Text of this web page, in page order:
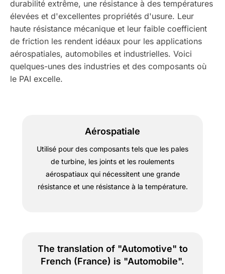
durabilité extrême, une résistance à des températures
élevées et d'excellentes propriétés d'usure. Leur
haute résistance mécanique et leur faible coefficient
de friction les rendent idéaux pour les applications
aérospatiales, automobiles et industrielles. Voici
quelques-unes des industries et des composants où
le PAI excelle.
Aérospatiale
Utilisé pour des composants tels que les pales
de turbine, les joints et les roulements
aérospatiaux qui nécessitent une grande
résistance et une résistance à la température.
The translation of "Automotive" to
French (France) is "Automobile".